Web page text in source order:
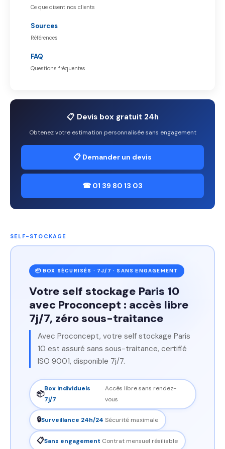
Ce que disent nos clients
Sources
Références
FAQ
Questions fréquentes
📋 Devis box gratuit 24h
Obtenez votre estimation personnalisée sans engagement
📋 Demander un devis
☎ 01 39 80 13 03
SELF-STOCKAGE
📦 BOX SÉCURISÉS · 7J/7 · SANS ENGAGEMENT
Votre self stockage Paris 10
avec Proconcept : accès libre
7j/7, zéro sous-traitance
Avec Proconcept, votre self stockage Paris
10 est assuré sans sous-traitance, certifié
ISO 9001, disponible 7j/7.
📦
Box individuels
7j/7
Accès libre sans rendez-
vous
🔒Surveillance 24h/24 Sécurité maximale
📋Sans engagement Contrat mensuel résiliable